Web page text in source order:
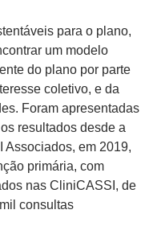
para o plano,
um modelo
do plano por parte
coletivo, e da
Foram apresentadas
resultados desde a
Associados, em 2019,
primária, com
nas CliniCASSI, de
consultas